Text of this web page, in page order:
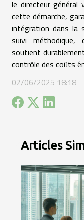
le directeur général
cette démarche,
intégration dans la
suivi méthodique,
soutient
contrôle des coûts
02/06/2025 18:18
Articles